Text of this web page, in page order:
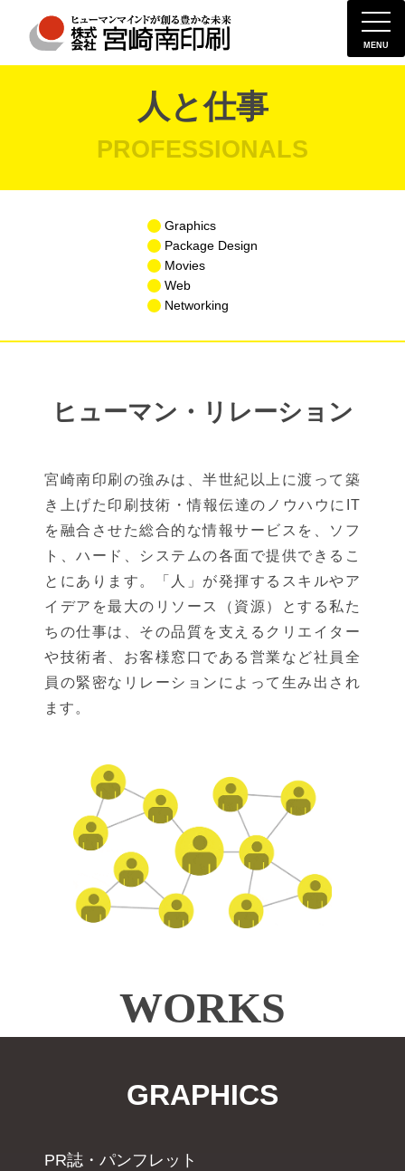
MENU
人と仕事
PROFESSIONALS
Graphics
Package Design
Movies
Web
Networking
ヒューマン・リレーション
宮崎南印刷の強みは、半世紀以上に渡って築
き上げた印刷技術・情報伝達のノウハウにIT
を融合させた総合的な情報サービスを、ソフ
ト、ハード、システムの各面で提供できるこ
とにあります。「人」が発揮するスキルやア
イデアを最大のリソース（資源）とする私た
ちの仕事は、その品質を支えるクリエイター
や技術者、お客様窓口である営業など社員全
員の緊密なリレーションによって生み出され
ます。
WORKS
GRAPHICS
PR誌・パンフレット